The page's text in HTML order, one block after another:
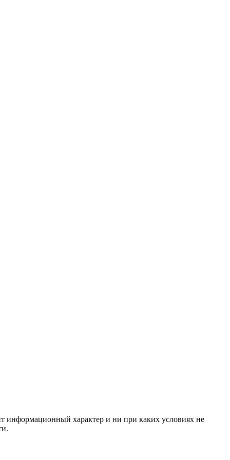
информационный характер и ни при каких условиях не